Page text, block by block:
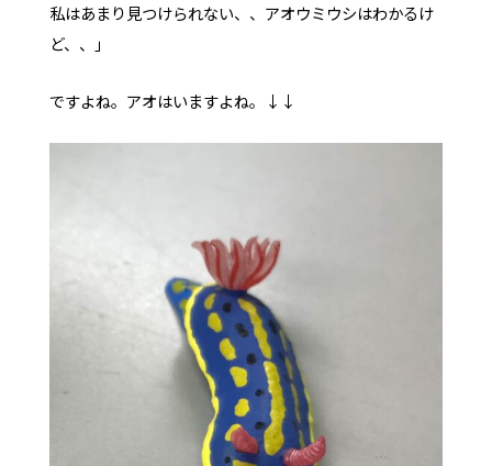
私はあまり見つけられない、、アオウミウシはわかるけ
ど、、」
ですよね。アオはいますよね。↓↓